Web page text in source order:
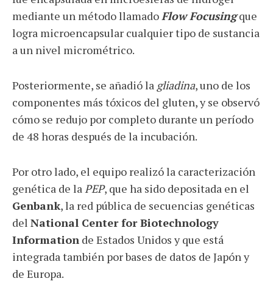
mediante un método llamadoFlow Focusingque
logra microencapsular cualquier tipo de sustancia
a un nivel micrométrico.
Posteriormente, se añadió la gliadina, uno de los
componentes más tóxicos del gluten, y se observó
cómo se redujo por completo durante un período
de 48 horas después de la incubación.
Por otro lado, el equipo realizó la caracterización
genética de laPEP, que ha sido depositada en el
Genbank, la red pública de secuencias genéticas
del National Center for Biotechnology
Information de Estados Unidos y que está
integrada también por bases de datos de Japón y
de Europa.